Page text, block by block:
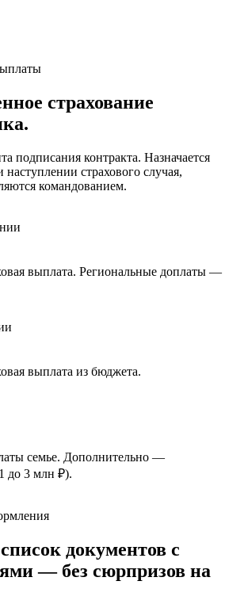
страхование
подписания контракта. Назначается
наступлении страхового случая,
командованием.
выплата. Региональные доплаты —
выплата из бюджета.
семье. Дополнительно —
до 3 млн ₽).
документов с
— без сюрпризов на